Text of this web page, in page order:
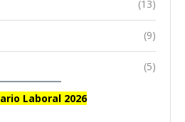
(13)
(9)
(5)
Laboral 2026